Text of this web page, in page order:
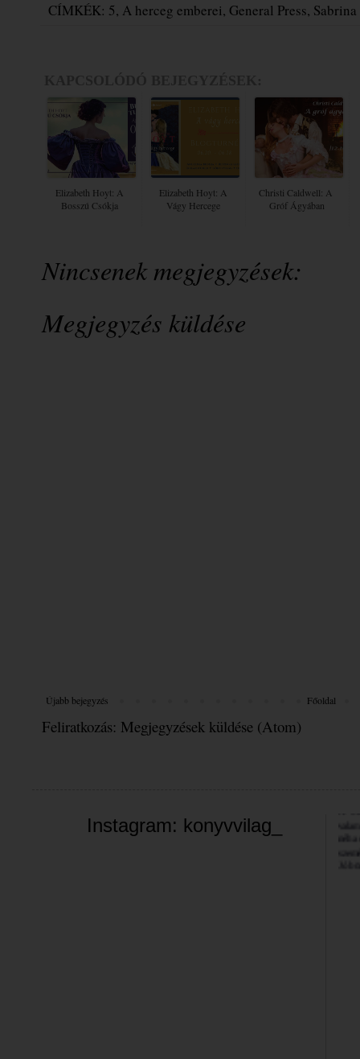
CÍMKÉK: 5, A herceg emberei, General Press,
Elizabeth Hoyt: A
Bosszú Csókja
Elizabeth Hoyt: A
Vágy Hercege
Christi Caldwell: A ​
Gróf Ágyában
Nincsenek megjegyzések:
Megjegyzés küldése
Újabb bejegyzés Főoldal
Feliratkozás: Megjegyzések küldése (Atom)
Instagram: konyvvilag_
Jó